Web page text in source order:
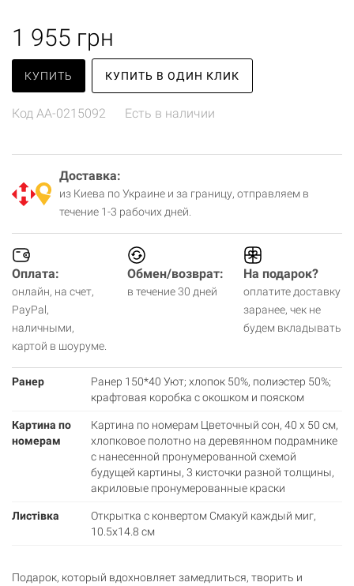
1 955 грн
КУПИТЬ КУПИТЬ В ОДИН КЛИК
Код AA-0215092 Есть в наличии
Доставка:
из Киева по Украине и за границу, отправляем в
течение 1-3 рабочих дней.
Оплата:
онлайн, на счет,
PayPal,
наличными,
картой в шоуруме.
Обмен/возврат:
в течение 30 дней
На подарок?
оплатите доставку
заранее, чек не
будем вкладывать
Ранер
Ранер 150*40 Уют; хлопок 50%, полиэстер 50%;
крафтовая коробка с окошком и пояском
Картина по
номерам
Картина по номерам Цветочный сон, 40 x 50 см,
хлопковое полотно на деревянном подрамнике
с нанесенной пронумерованной схемой
будущей картины, 3 кисточки разной толщины,
акриловые пронумерованные краски
Листівка
Открытка с конвертом Смакуй каждый миг,
10.5х14.8 см
Подарок, который вдохновляет замедлиться, творить и